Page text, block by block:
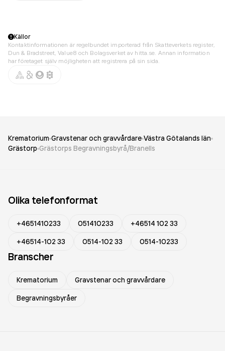
Källor
Kontaktinformationen är regelbundet importerad från Skatteverkets register,
Dun & Bradstreet, Value8 och Bolagsverket av hitta.se. Annan information
har företaget själv möjligheten att registrera på sin sida.
Krematorium Gravstenar och gravvårdare Västra Götalands län
Grästorp Grästorps Begravningsbyrå/Branells
Olika telefonformat
+4651410233 051410233
+46514 102 33
+46514-102 33
0514-102 33 0514-10233
Branscher
Krematorium
Gravstenar och gravvårdare
Begravningsbyråer